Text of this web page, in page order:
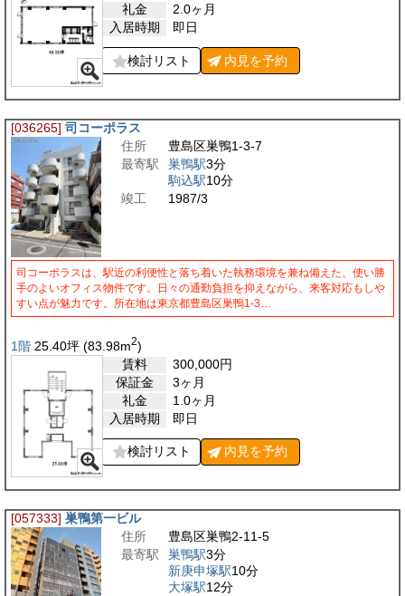
礼金
2.0ヶ月
入居時期
即日
検討リスト 内見を予約
[036265] 司コーポラス
住所
豊島区巣鴨1-3-7
最寄駅
巣鴨駅3分
駒込駅10分
竣工
1987/3
司コーポラスは、駅近の利便性と落ち着いた執務環境を兼ね備えた、使い勝
手のよいオフィス物件です。日々の通勤負担を抑えながら、来客対応もしや
すい点が魅力です。所在地は東京都豊島区巣鴨1-3…
1階 25.40坪 (83.98m2)
賃料
300,000円
保証金
3ヶ月
礼金
1.0ヶ月
入居時期
即日
検討リスト 内見を予約
[057333] 巣鴨第一ビル
住所
豊島区巣鴨2-11-5
最寄駅
巣鴨駅3分
新庚申塚駅10分
大塚駅12分